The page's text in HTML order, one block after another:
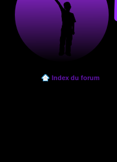
Index du forum